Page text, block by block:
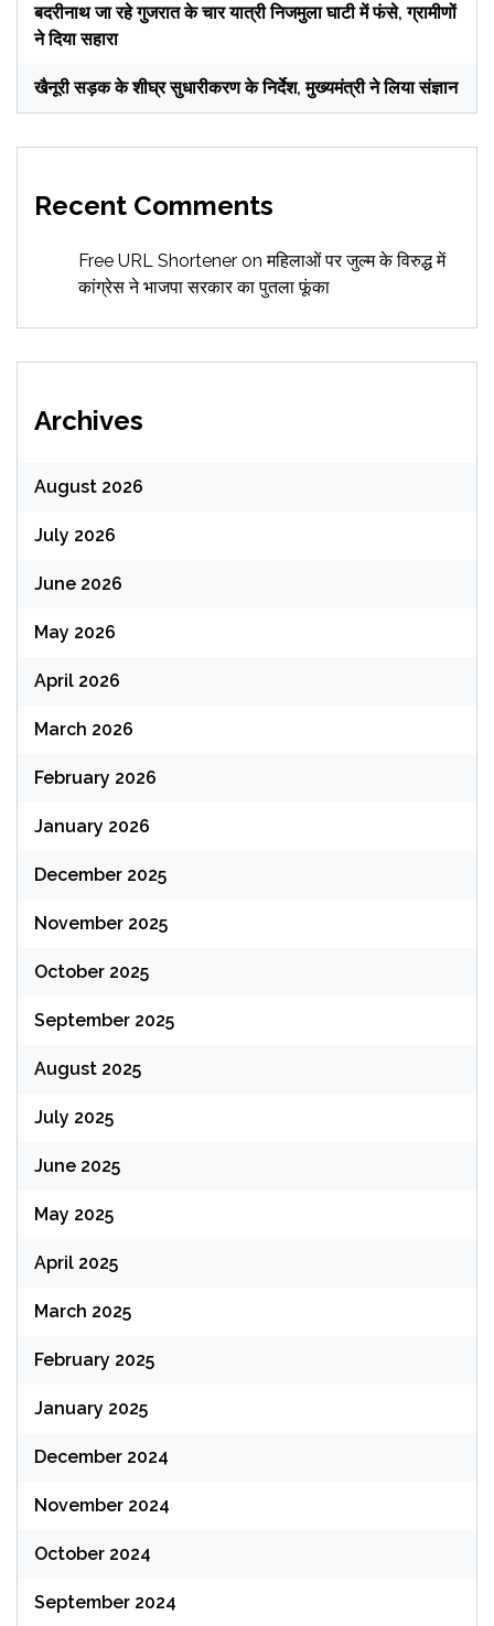
बदरीनाथ जा रहे गुजरात के चार यात्री निजमुला घाटी में फंसे, ग्रामीणों
ने दिया सहारा
खैनूरी सड़क के शीघ्र सुधारीकरण के निर्देश, मुख्यमंत्री ने लिया संज्ञान
Recent Comments
Free URL Shortener onमहिलाओं पर जुल्म के विरुद्ध में
कांग्रेस ने भाजपा सरकार का पुतला फूंका
Archives
August 2026
July 2026
June 2026
May 2026
April 2026
March 2026
February 2026
January 2026
December 2025
November 2025
October 2025
September 2025
August 2025
July 2025
June 2025
May 2025
April 2025
March 2025
February 2025
January 2025
December 2024
November 2024
October 2024
September 2024